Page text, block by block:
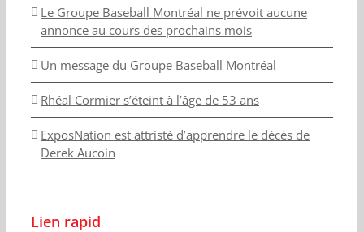
Le Groupe Baseball Montréal ne prévoit aucune
annonce au cours des prochains mois
Un message du Groupe Baseball Montréal
Rhéal Cormier s’éteint à l’âge de 53 ans
ExposNation est attristé d’apprendre le décès de
Derek Aucoin
Lien rapid